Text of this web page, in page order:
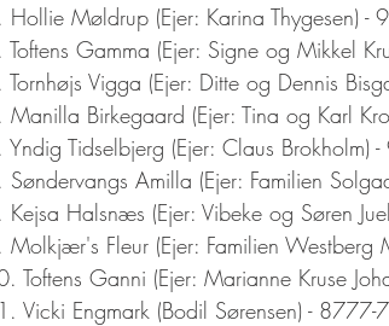
Hollie Møldrup (Ejer: Karina Thygesen) -
Toftens Gamma (Ejer: Signe og Mikkel
Tornhøjs Vigga (Ejer: Ditte og Dennis
Manilla Birkegaard (Ejer: Tina og Karl
Yndig Tidselbjerg (Ejer: Claus Brokholm)
Søndervangs Amilla (Ejer: Familien
Kejsa Halsnæs (Ejer: Vibeke og Søren
Molkjær's Fleur (Ejer: Familien
Toftens Ganni (Ejer: Marianne Kruse
Vicki Engmark (Bodil Sørensen) - 8777-7